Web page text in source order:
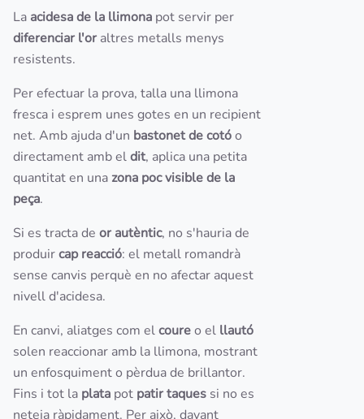
La acidesa de la llimona pot servir per
diferenciar l'oraltres metalls menys
resistents.
Per efectuar la prova, talla una llimona
fresca i esprem unes gotes en un recipient
net. Amb ajuda d'un bastonet de cotóo
directament amb eldit, aplica una petita
quantitat en una zona poc visible de la
peça.
Si es tracta de or autèntic, no s'hauria de
produircap reacció: el metall romandrà
sense canvis perquè en no afectar aquest
nivell d'acidesa.
En canvi, aliatges com elcoureo el llautó
solen reaccionar amb la llimona, mostrant
un enfosquiment o pèrdua de brillantor.
Fins i tot la plata pot patir taques si no es
neteja ràpidament. Per això, davant